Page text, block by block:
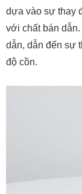
dựa vào sự thay
với chất bán
dẫn, dẫn đến sự
độ cồn.